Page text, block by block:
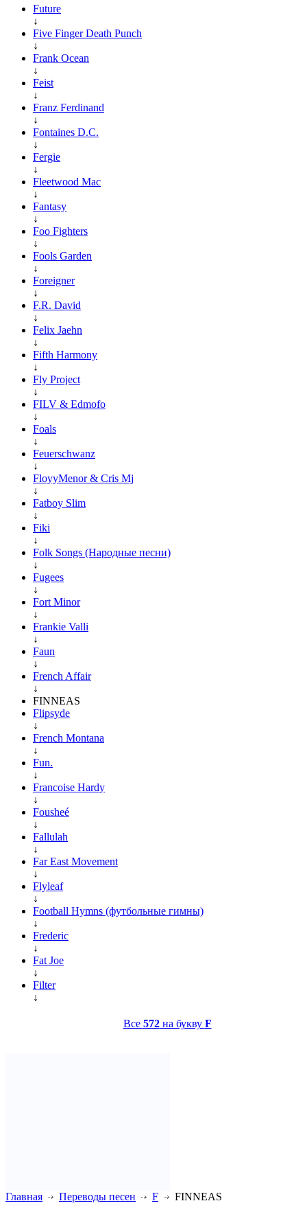
Future
↓
Five Finger Death Punch
↓
Frank Ocean
↓
Feist
↓
Franz Ferdinand
↓
Fontaines D.C.
↓
Fergie
↓
Fleetwood Mac
↓
Fantasy
↓
Foo Fighters
↓
Fools Garden
↓
Foreigner
↓
F.R. David
↓
Felix Jaehn
↓
Fifth Harmony
↓
Fly Project
↓
FILV & Edmofo
↓
Foals
↓
Feuerschwanz
↓
FloyyMenor & Cris Mj
↓
Fatboy Slim
↓
Fiki
↓
Folk Songs (Народные песни)
↓
Fugees
↓
Fort Minor
↓
Frankie Valli
↓
Faun
↓
French Affair
↓
FINNEAS
Flipsyde
↓
French Montana
↓
Fun.
↓
Francoise Hardy
↓
Fousheé
↓
Fallulah
↓
Far East Movement
↓
Flyleaf
↓
Football Hymns (футбольные гимны)
↓
Frederic
↓
Fat Joe
↓
Filter
↓
Все 572на букву F
Главная Переводы песен F
FINNEAS